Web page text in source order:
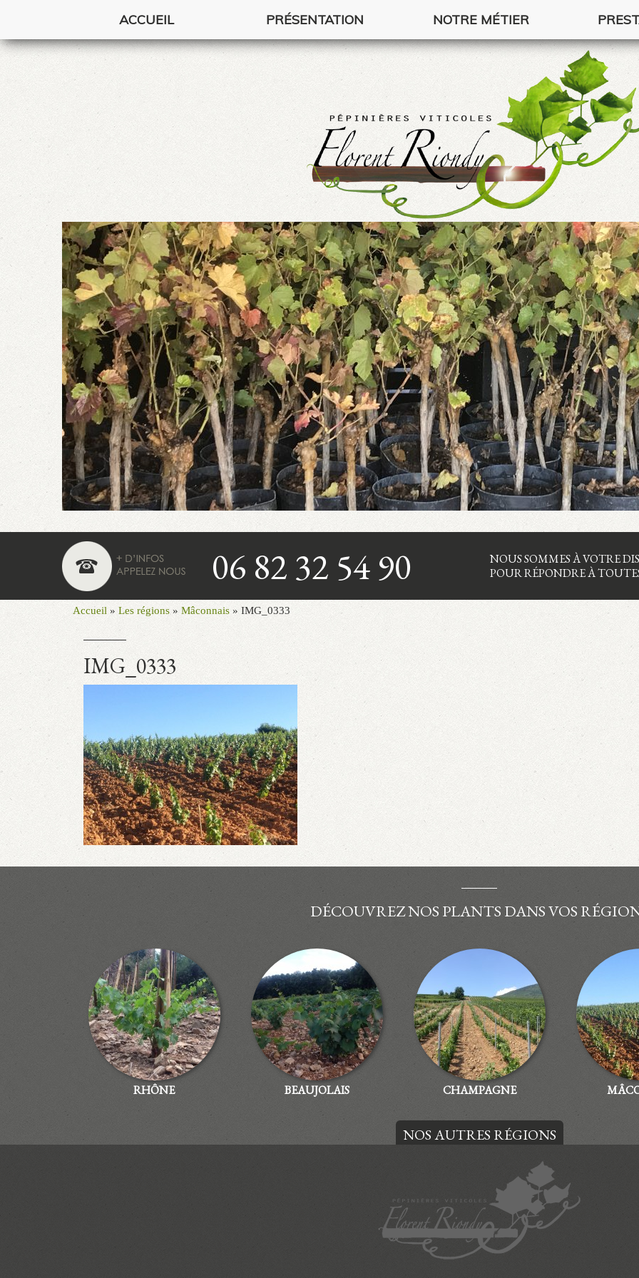
ACCUEIL PRÉSENTATION NOTRE MÉTIER
06 82 32 54 90
NOUS SOMMES À VOTRE
POUR RÉPONDRE À
Accueil » Les régions » Mâconnais » IMG_0333
IMG_0333
DÉCOUVREZ NOS PLANTS DANS VOS
RHÔNE BEAUJOLAIS CHAMPAGNE
NOS AUTRES RÉGIONS